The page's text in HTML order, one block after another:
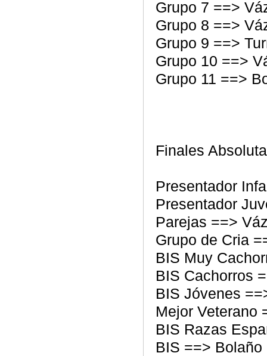
Grupo 7 ==>
Grupo 8 ==>
Grupo 9 ==>
Grupo 10 ==>
Grupo 11 ==>
Finales
Presentador
Presentador
Parejas ==>
Grupo de Cria
BIS Muy
BIS Cachorros
BIS Jóvenes
Mejor Veterano
BIS Razas
BIS ==>